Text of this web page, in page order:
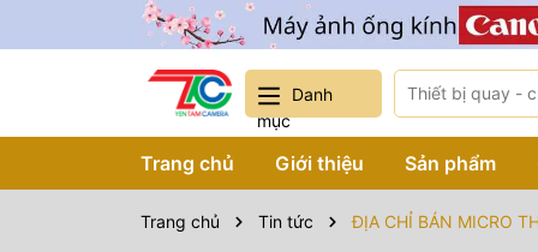
Danh
mục
Trang chủ Giới thiệu Sản phẩm
Trang chủ Tin tức ĐỊA CHỈ BÁN MICRO